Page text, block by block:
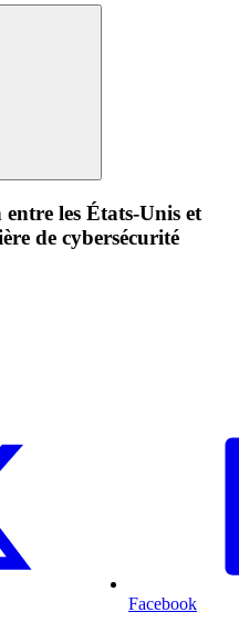
les États-Unis et
de cybersécurité
Facebook